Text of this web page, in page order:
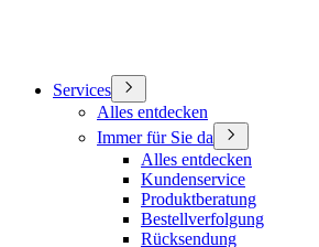
Services
Alles entdecken
Immer für Sie da
Alles entdecken
Kundenservice
Produktberatung
Bestellverfolgung
Rücksendung